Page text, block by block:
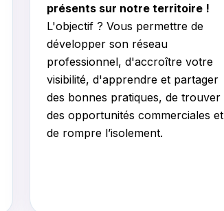
présents sur notre territoire !
L'objectif ? Vous permettre de
développer son réseau
professionnel, d'accroître votre
visibilité, d'apprendre et partager
des bonnes pratiques, de trouver
des opportunités commerciales et
de rompre l’isolement.